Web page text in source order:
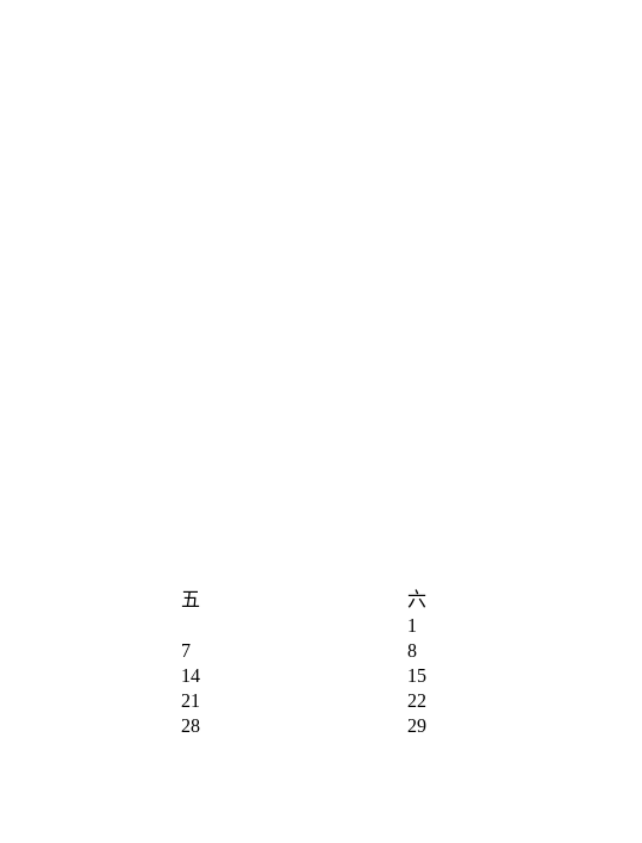
五
六
1
7
8
14
15
21
22
28 29